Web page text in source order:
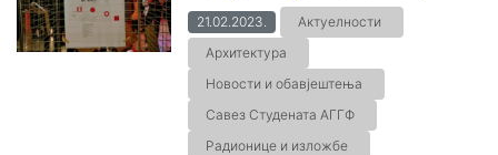
21.02.2023.
Актуелности
Архитектура
Новости и обавјештења
Савез Студената АГГФ
Радионице и изложбе